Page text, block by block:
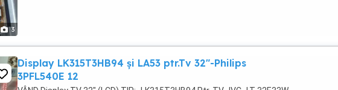
3
Display LK315T3HB94 și LA53 ptr.Tv 32"-Philips
3PFL540E 12